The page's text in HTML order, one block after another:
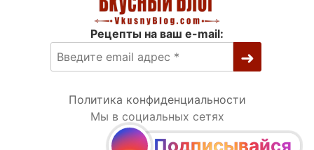
Рецепты на ваш e-mail:
Политика конфиденциальности
Мы в социальных сетях
Подписывайся